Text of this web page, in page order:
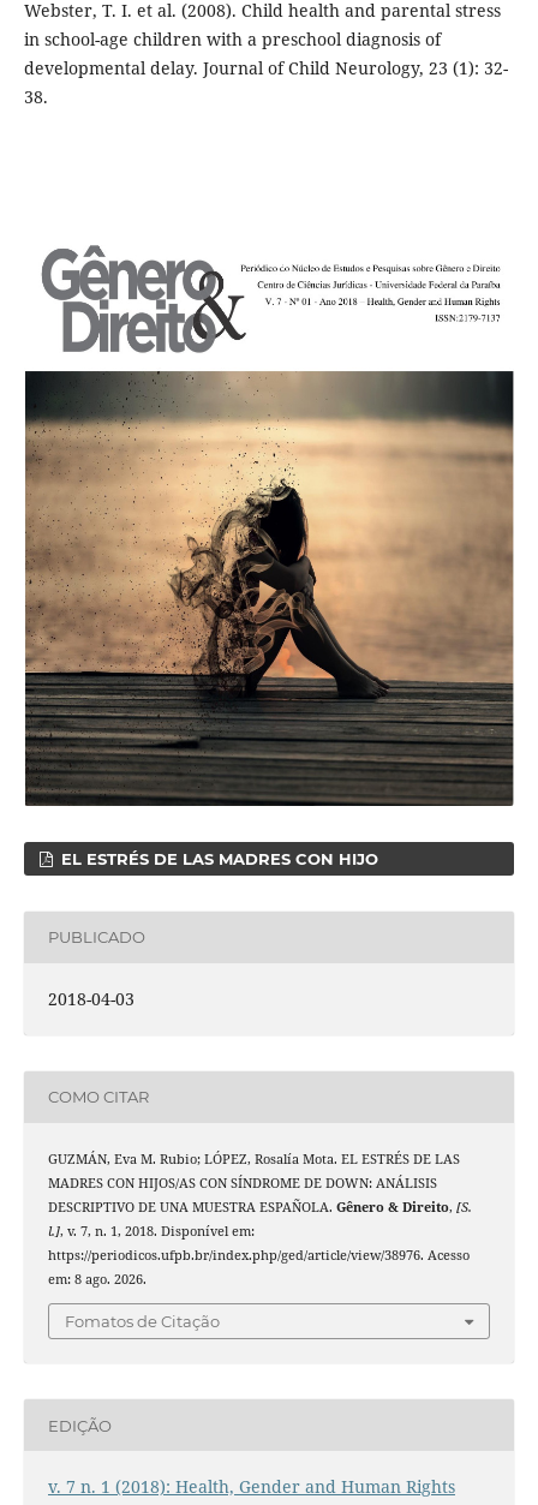
Webster, T. I. et al. (2008). Child health and parental stress
in school-age children with a preschool diagnosis of
developmental delay. Journal of Child Neurology, 23 (1): 32-
38.
EL ESTRÉS DE LAS MADRES CON HIJO
PUBLICADO
2018-04-03
COMO CITAR
GUZMÁN, Eva M. Rubio; LÓPEZ, Rosalía Mota. EL ESTRÉS DE LAS
MADRES CON HIJOS/AS CON SÍNDROME DE DOWN: ANÁLISIS
DESCRIPTIVO DE UNA MUESTRA ESPAÑOLA. Gênero & Direito, [S.
l.], v. 7, n. 1, 2018. Disponível em:
https://periodicos.ufpb.br/index.php/ged/article/view/38976. Acesso
em: 8 ago. 2026.
Fomatos de Citação
EDIÇÃO
v. 7 n. 1 (2018): Health, Gender and Human Rights